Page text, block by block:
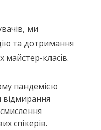
ми
та дотримання
майстер-класів.
пандемією
відмирання
спікерів.